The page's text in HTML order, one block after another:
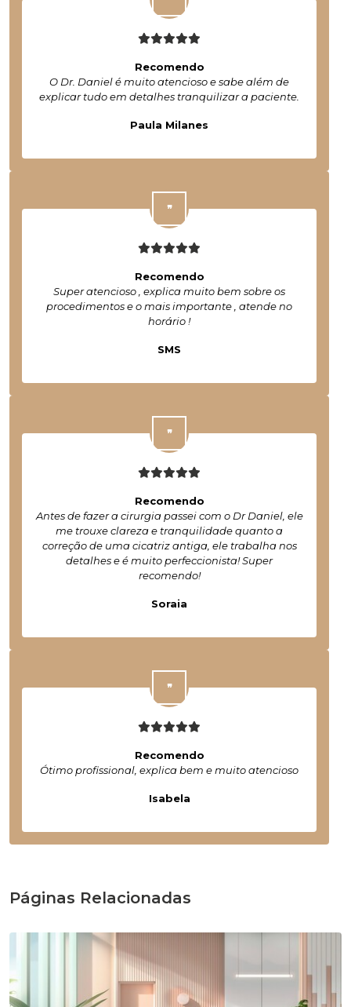
Recomendo
O Dr. Daniel é muito atencioso e sabe além de
explicar tudo em detalhes tranquilizar a paciente.
Paula Milanes
Recomendo
Super atencioso , explica muito bem sobre os
procedimentos e o mais importante , atende no
horário !
SMS
Recomendo
Antes de fazer a cirurgia passei com o Dr Daniel, ele
me trouxe clareza e tranquilidade quanto a
correção de uma cicatriz antiga, ele trabalha nos
detalhes e é muito perfeccionista! Super
recomendo!
Soraia
Recomendo
Ótimo profissional, explica bem e muito atencioso
Isabela
Páginas Relacionadas